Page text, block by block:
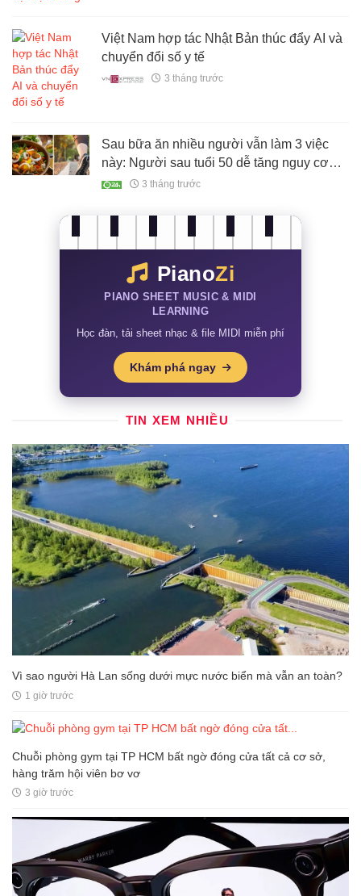
Việt Nam hợp tác Nhật Bản thúc đẩy AI và
chuyển đổi số y tế
3 tháng trước
Sau bữa ăn nhiều người vẫn làm 3 việc
này: Người sau tuổi 50 dễ tăng nguy cơ
thiếu máu não
3 tháng trước
PianoZi
PIANO SHEET MUSIC & MIDI
LEARNING
Học đàn, tải sheet nhạc & file MIDI miễn phí
Khám phá ngay
TIN XEM NHIỀU
Vì sao người Hà Lan sống dưới mực nước biển mà vẫn an toàn?
1 giờ trước
Chuỗi phòng gym tại TP HCM bất ngờ đóng cửa tất cả cơ sở,
hàng trăm hội viên bơ vơ
3 giờ trước